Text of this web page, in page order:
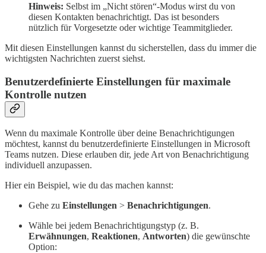
Hinweis: Selbst im „Nicht stören“-Modus wirst du von
diesen Kontakten benachrichtigt. Das ist besonders
nützlich für Vorgesetzte oder wichtige Teammitglieder.
Mit diesen Einstellungen kannst du sicherstellen, dass du immer die
wichtigsten Nachrichten zuerst siehst.
Benutzerdefinierte Einstellungen für maximale
Kontrolle nutzen
Wenn du maximale Kontrolle über deine Benachrichtigungen
möchtest, kannst du benutzerdefinierte Einstellungen in Microsoft
Teams nutzen. Diese erlauben dir, jede Art von Benachrichtigung
individuell anzupassen.
Hier ein Beispiel, wie du das machen kannst:
Gehe zu Einstellungen > Benachrichtigungen.
Wähle bei jedem Benachrichtigungstyp (z. B.
Erwähnungen, Reaktionen, Antworten) die gewünschte
Option: